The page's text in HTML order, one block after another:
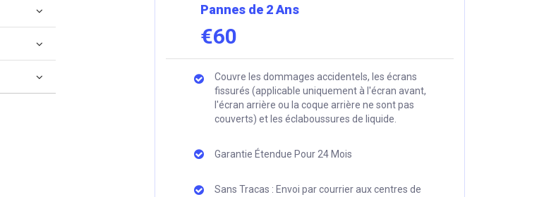
Pannes de 2 Ans
€60
Couvre les dommages accidentels, les écrans
fissurés (applicable uniquement à l'écran avant,
l'écran arrière ou la coque arrière ne sont pas
couverts) et les éclaboussures de liquide.
Garantie Étendue Pour 24 Mois
Sans Tracas : Envoi par courrier aux centres de